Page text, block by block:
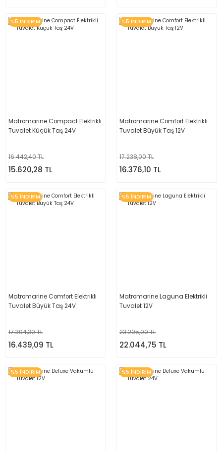
%5 İNDİRİM
Matromarine Compact Elektrikli
Tuvalet Küçük Taş 24V
16.442,40 TL
15.620,28 TL
%5 İNDİRİM
Matromarine Comfort Elektrikli
Tuvalet Büyük Taş 12V
17.238,00 TL
16.376,10 TL
%5 İNDİRİM
Matromarine Comfort Elektrikli
Tuvalet Büyük Taş 24V
17.304,30 TL
16.439,09 TL
%5 İNDİRİM
Matromarine Laguna Elektrikli
Tuvalet 12V
23.205,00 TL
22.044,75 TL
%5 İNDİRİM %5 İNDİRİM